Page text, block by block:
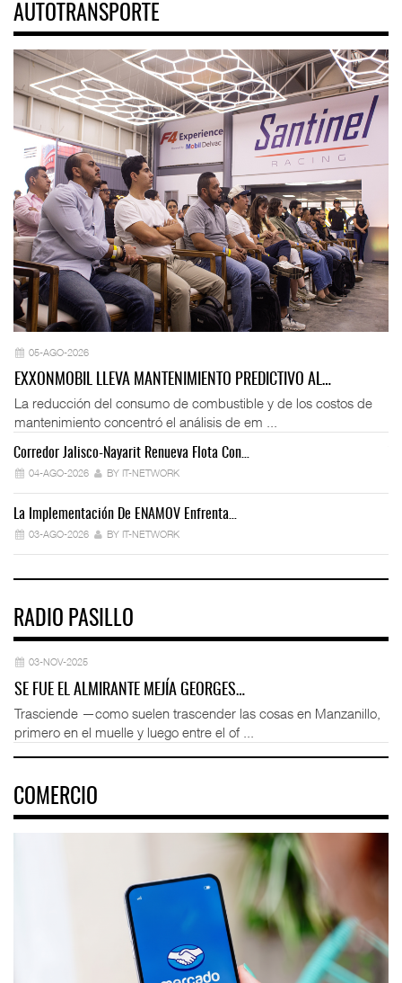
AUTOTRANSPORTE
05-AGO-2026
EXXONMOBIL LLEVA MANTENIMIENTO PREDICTIVO AL…
La reducción del consumo de combustible y de los costos de
mantenimiento concentró el análisis de em ...
Corredor Jalisco-Nayarit Renueva Flota Con…
04-AGO-2026 BY IT-NETWORK
La Implementación De ENAMOV Enfrenta…
03-AGO-2026 BY IT-NETWORK
RADIO PASILLO
03-NOV-2025
SE FUE EL ALMIRANTE MEJÍA GEORGES…
Trasciende —como suelen trascender las cosas en Manzanillo,
primero en el muelle y luego entre el of ...
COMERCIO